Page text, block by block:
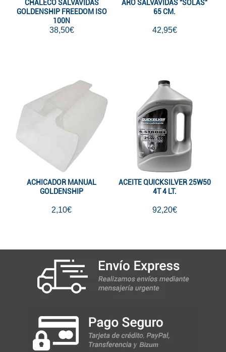
CHALECO SALVAVIDAS
GOLDENSHIP FREEDOM ISO
100N
38,50€
ARO SALVAVIDAS "SOLAS"
65 CM.
42,95€
ACHICADOR MANUAL
GOLDENSHIP
2,10€
ACEITE QUICKSILVER 25W50
4T 4 LT.
92,20€